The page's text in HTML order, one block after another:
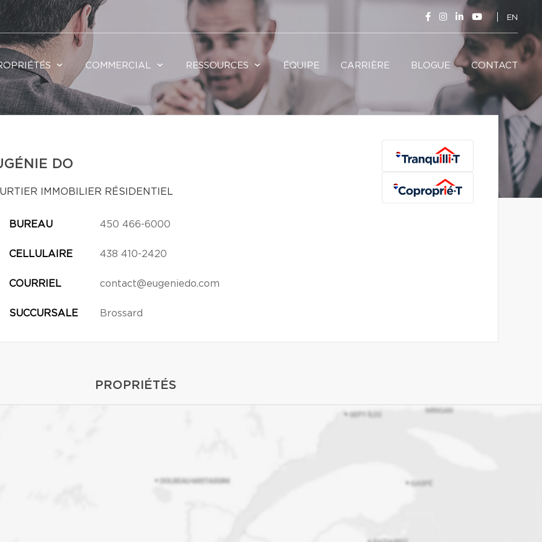
EN
COMMERCIAL RESSOURCES ÉQUIPE CARRIÈRE BLOGUE CONTACT
DO
IMMOBILIER RÉSIDENTIEL
BUREAU 450 466-6000
CELLULAIRE 438 410-2420
COURRIEL contact@eugeniedo.com
SUCCURSALE Brossard
PROPRIÉTÉS